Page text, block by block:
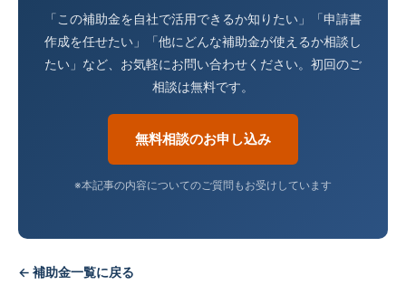
「この補助金を自社で活用できるか知りたい」「申請書
作成を任せたい」「他にどんな補助金が使えるか相談し
たい」など、お気軽にお問い合わせください。初回のご
相談は無料です。
無料相談のお申し込み
※本記事の内容についてのご質問もお受けしています
← 補助金一覧に戻る